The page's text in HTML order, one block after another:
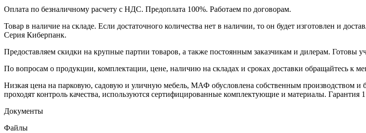
Оплата по безналичному расчету с НДС. Предоплата 100%. Работаем по договорам.
Товар в наличие на складе. Если достаточного количества нет в наличии, то он будет изготовлен и
Серия Киберпанк.
Предоставляем скидки на крупные партии товаров, а также постоянным заказчикам и дилерам. Готовы
По вопросам о продукции, комплектации, цене, наличию на складах и сроках доставки обращайтесь к
Низкая цена на парковую, садовую и уличную мебель, МАФ обусловлена собственным производством и
проходят контроль качества, используются сертифицированные комплектующие и материалы. Гарантия
Документы
Файлы